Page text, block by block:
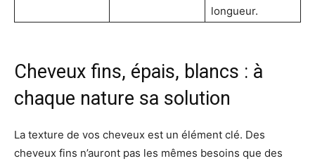
longueur.
Cheveux fins, épais, blancs : à
chaque nature sa solution
La texture de vos cheveux est un élément clé. Des
cheveux fins n’auront pas les mêmes besoins que des